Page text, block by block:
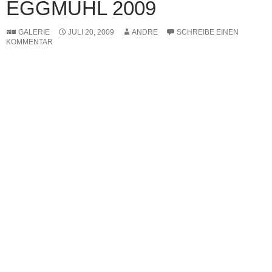
EGGMÜHL 2009
GALERIE JULI 20, 2009 ANDRE
SCHREIBE EINEN
KOMMENTAR